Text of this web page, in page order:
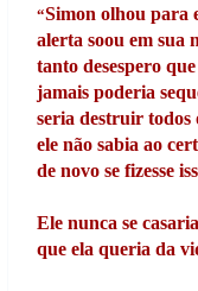
“Simon olhou para
alerta soou em sua
tanto desespero
jamais poderia
seria destruir todos
ele não sabia ao
de novo se fizesse
Ele nunca se
que ela queria da